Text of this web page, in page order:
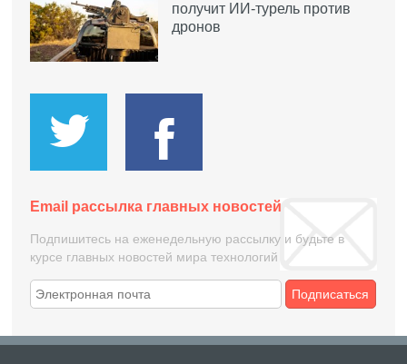
получит ИИ-турель против
дронов
Email рассылка главных новостей
Подпишитесь на еженедельную рассылку и будьте в
курсе главных новостей мира технологий
Подписаться